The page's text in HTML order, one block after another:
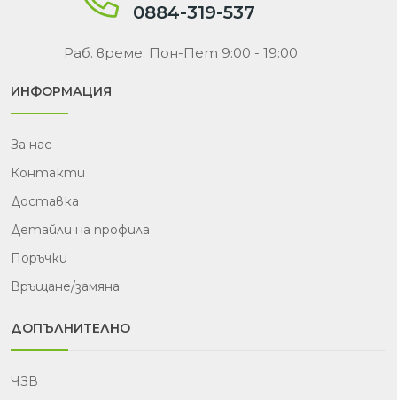
0884-319-537
Раб. време: Пон-Пет 9:00 - 19:00
ИНФОРМАЦИЯ
За нас
Контакти
Доставка
Детайли на профила
Поръчки
Връщане/замяна
ДОПЪЛНИТЕЛНО
ЧЗВ